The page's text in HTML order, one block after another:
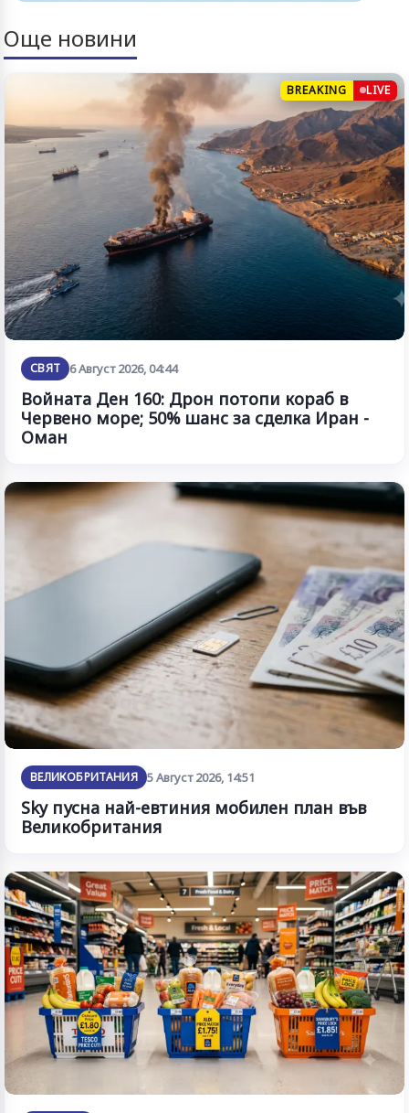
Още новини
BREAKING LIVE
СВЯТ 6 Август 2026, 04:44
Войната Ден 160: Дрон потопи кораб в
Червено море; 50% шанс за сделка Иран -
Оман
ВЕЛИКОБРИТАНИЯ 5 Август 2026, 14:51
Sky пусна най-евтиния мобилен план във
Великобритания